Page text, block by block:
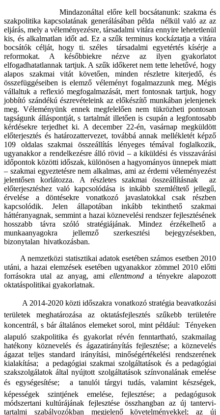
Mindazonáltal előre kell bocsátanunk: szakma és
szakpolitika kapcsolatának generálásában példa nélkül való az az
eljárás, mely a véleményezésre, társadalmi vitára ennyire lehetetlenül
kis, és alkalmatlan időt ad. Ez a szűk terminus kockáztatja a vitára
bocsátók célját, hogy ti. széles társadalmi egyetértés kísérje a
reformokat. A későbbiekre nézve az ilyen gyakorlatot
elfogadhatatlannak tartjuk. A szűk időkeret nem tette lehetővé, hogy
alapos szakmai vitát követően, minden részletre kiterjedő, és
összefüggéseiben is elemző véleményt fogalmazzunk meg. Mégis
vállaltuk a reflexió megfogalmazását, mert fontosnak tartjuk, hogy
jobbító szándékú észrevételeink az előkészítő munkában jelenjenek
meg. Véleményünk ennek megfelelően nem tükrözheti pontosan
tagságunk álláspontját, s tartalmát illetően is csupán a legfontosabb
kérdésekre terjedhet ki. A december 22-én, vasárnap megküldött
előterjesztés és határozattervezet, továbbá annak mellékletét képző
109 oldalas szakmai összeállítás lényeges témával foglalkozik,
ugyanakkor a rendelkezésre álló rövid – a kiküldési és visszavárási
időpontok közötti időszak, különösen a hagyományos ünnepek miatt
– szakmai egyeztetésre nem alkalmas, ami az érdemi véleményezést
jelentősen korlátozza. A részletes szakmai összeállításnak az
előterjesztéshez való kapcsolódása is inkább szemléltető jellegű,
érvelése a döntésekre vonatkozó javaslatokkal csak részben
kapcsolódik. Jelen állapotában inkább tekinthető szakmai
háttéranyagnak, semmint a hazai köznevelési rendszer fejlesztésének
hosszabb távra szóló stratégiájának. Mindez érzékelhető a
munkaanyagokra jellemző szerkesztési bejegyzésekben,
bizonytalan hivatkozásban.
A nemzetközi statisztikai adatok esetében számos esetben 2010
utáni, a hazai elemzések esetében ugyanakkor zömmel 2010 előtti
forrásokra utal az anyag, ami ellentmond a tényekre alapozott
oktatáspolitikai gyakorlatnak.
A 2014-2020 közti időszakra vonatkozó stratégia beavatkozási
területek meghatározása az oktatásfejlesztés szűkebb területére
koncentrál, s bár általános elemeket sorol, mint például:  Tényeken
alapuló szakpolitika és gyakorlat révén fenntartható, szakmailag
hatékony köznevelés és ágazatirányítás fejlesztése; a köznevelés
ágazat teljes standard irányítási, minőségértékelési rendszerének
kialakítása; a pedagógiai szakmai szolgáltatások és a pedagógiai
szakszolgálatok által nyújtott szolgáltatások színvonalának emelése
és egységesítése;  a tanulói tárgyi tudás, valamint készségek,
képességek szintjének emelése, fejlesztése; a pedagógusok
módszertani kultúrájának fejlesztése összhangban az új tantervi-
tartalmi szabályozókban megjelenő követelményekkel; az új